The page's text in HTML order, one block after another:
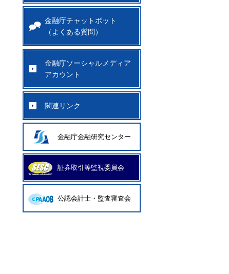
金融庁チャットボット
（よくある質問）
金融庁ソーシャルメディア
アカウント
関連リンク
金融庁金融研究センター
証券取引等監視委員会
公認会計士・監査審査会